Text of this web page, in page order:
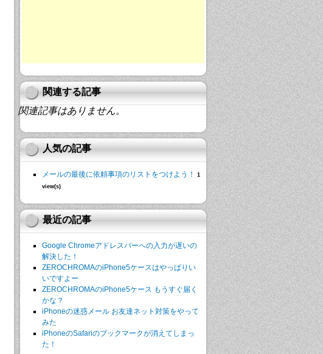
関連する記事
関連記事はありません。
人気の記事
メールの最後に依頼事項のリストをつけよう！
1
view(s)
最近の記事
Google Chromeアドレスバーへの入力が遅いの
解決した！
ZEROCHROMAのiPhone5ケースはやっぱりい
いですよー
ZEROCHROMAのiPhone5ケース もうすぐ届く
かな？
iPhoneの迷惑メール お友達ネット対策をやって
みた
iPhoneのSafariのブックマークが消えてしまっ
た！